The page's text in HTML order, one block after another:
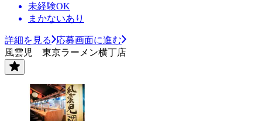
未経験OK
まかないあり
詳細を見る
応募画面に進む
風雲児 東京ラーメン横丁店